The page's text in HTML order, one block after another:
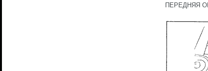
ПЕРЕДНЯЯ